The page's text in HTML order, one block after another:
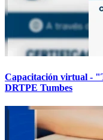
Capacitación virtual -
DRTPE Tumbes